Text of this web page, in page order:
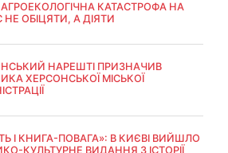
КАТАСТРОФА НА
ОБІЦЯТИ, А ДІЯТИ
НАРЕШТІ ПРИЗНАЧИВ
ХЕРСОНСЬКОЇ МІСЬКОЇ
І КНИГА-ПОВАГА»: В КИЄВІ ВИЙШЛО
КУЛЬТУРНЕ ВИДАННЯ З ІСТОРІЇ